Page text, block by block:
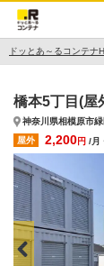
ドッとあ～るコンテナ
橋本5丁目(屋
神奈川県相模原市
屋外
2,200円 /月